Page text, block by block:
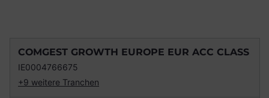
COMGEST GROWTH EUROPE EUR ACC CLASS
IE0004766675
+9 weitere Tranchen